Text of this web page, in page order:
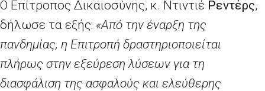
Ο Eπίτροπος Δικαιοσύνης, κ. Ντιντιέ Ρεντέρς,
δήλωσε τα εξής: «Από την έναρξη της
πανδημίας, η Επιτροπή δραστηριοποιείται
πλήρως στην εξεύρεση λύσεων για τη
διασφάλιση της ασφαλούς και ελεύθερης